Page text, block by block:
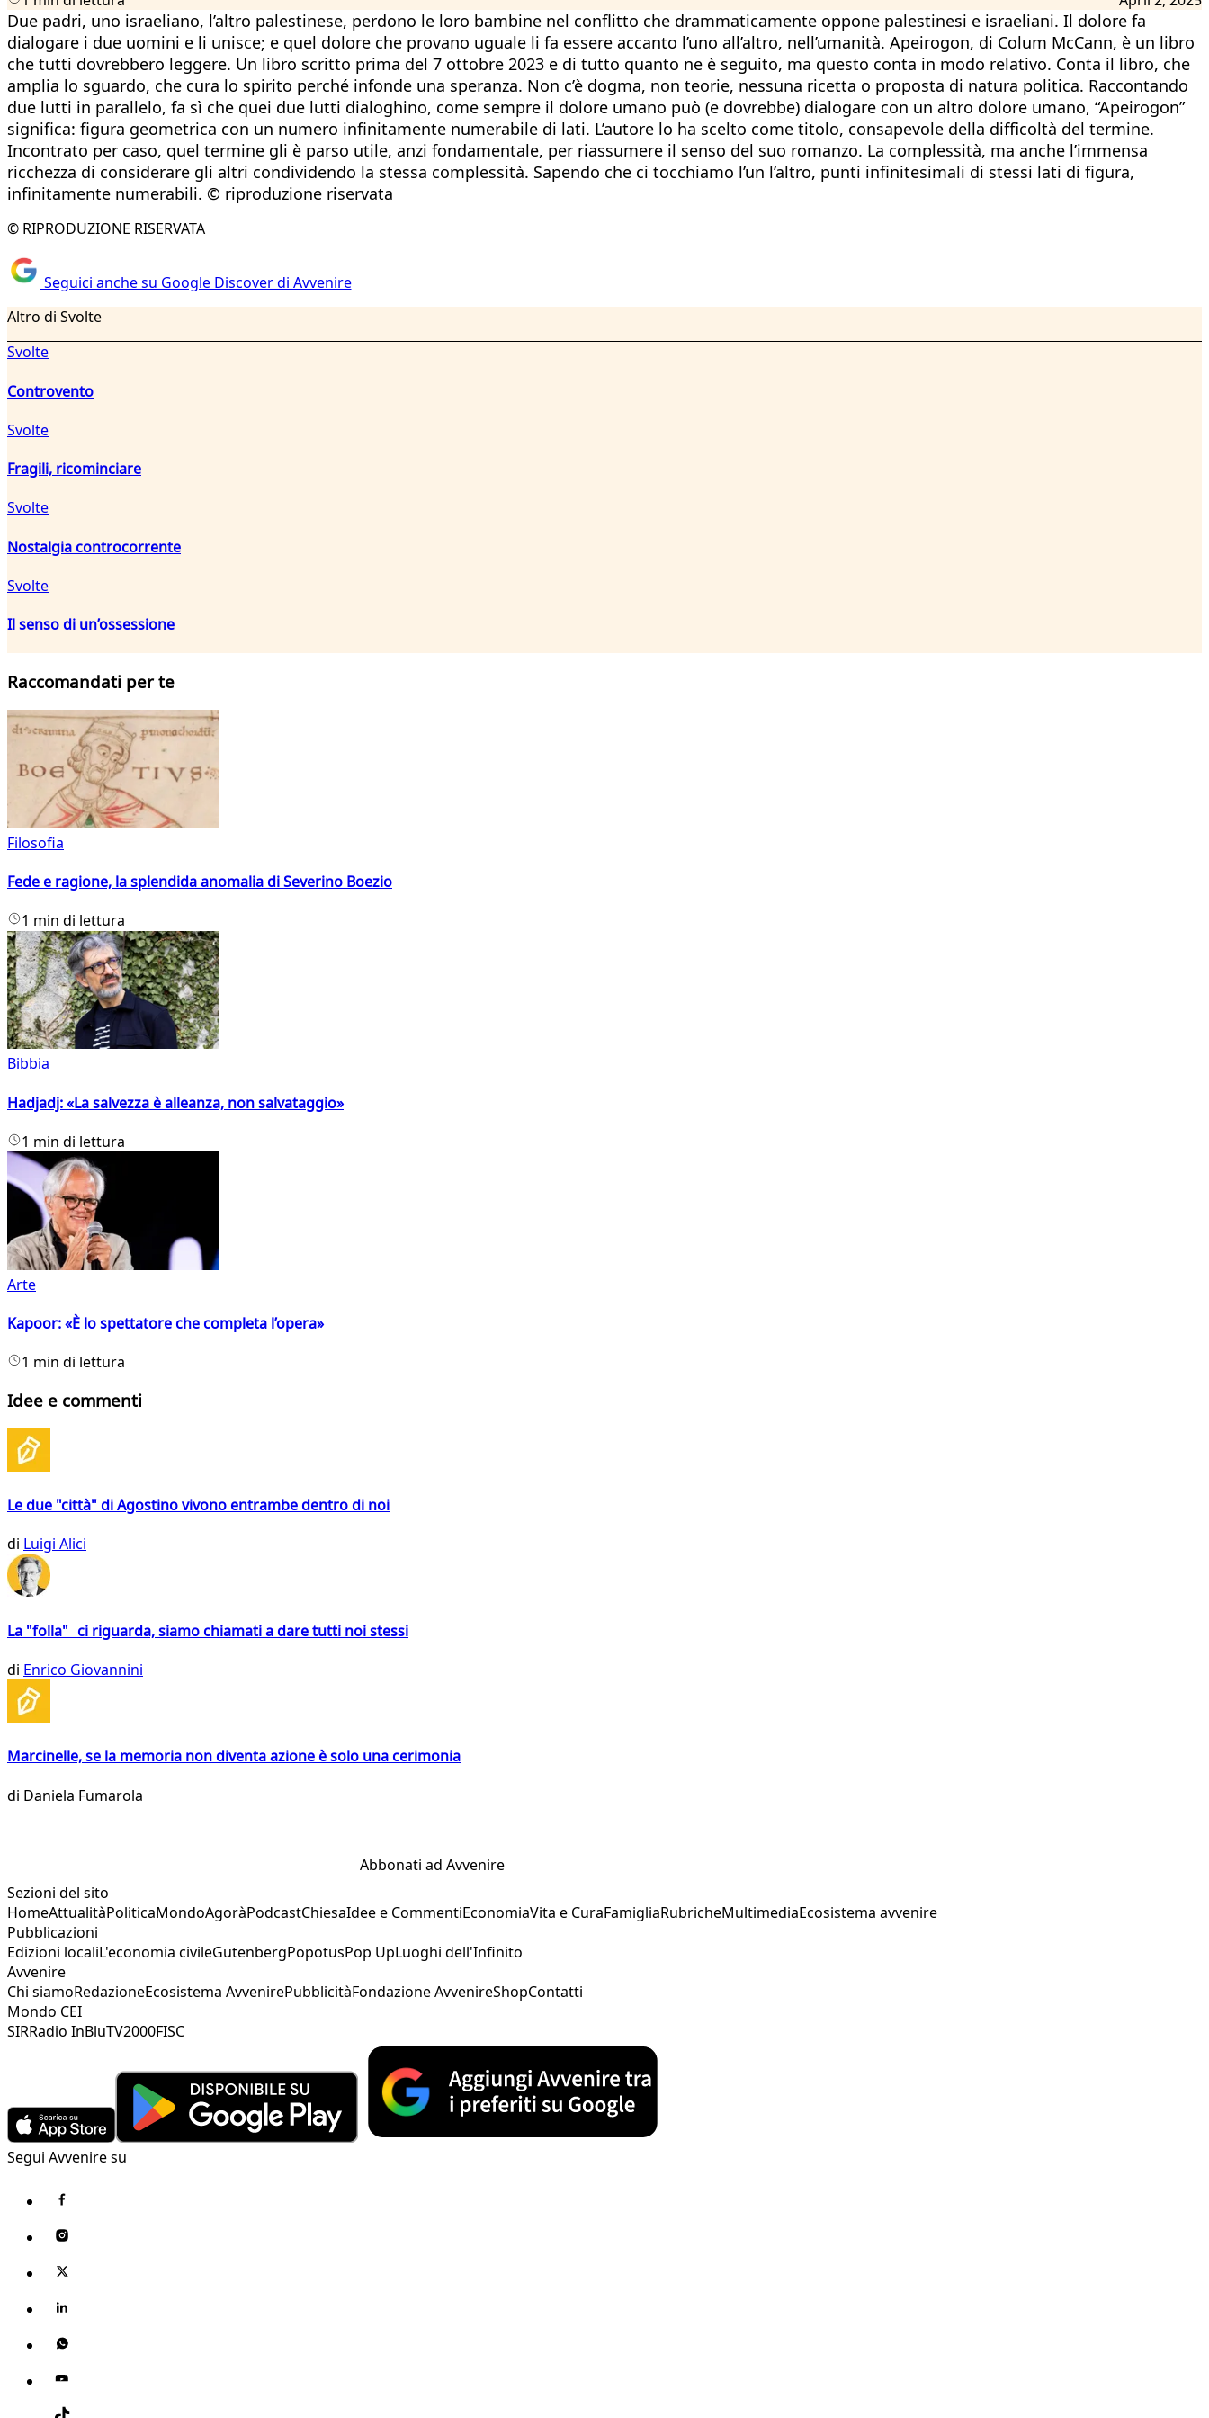
Due padri, uno israeliano, l’altro palestinese, perdono le loro bambine nel conflitto che drammaticamente oppone palestinesi e israeliani. Il dolore fa
dialogare i due uomini e li unisce; e quel dolore che provano uguale li fa essere accanto l’uno all’altro, nell’umanità. Apeirogon, di Colum McCann, è un libro
che tutti dovrebbero leggere. Un libro scritto prima del 7 ottobre 2023 e di tutto quanto ne è seguito, ma questo conta in modo relativo. Conta il libro, che
amplia lo sguardo, che cura lo spirito perché infonde una speranza. Non c’è dogma, non teorie, nessuna ricetta o proposta di natura politica. Raccontando
due lutti in parallelo, fa sì che quei due lutti dialoghino, come sempre il dolore umano può (e dovrebbe) dialogare con un altro dolore umano, “Apeirogon”
significa: figura geometrica con un numero infinitamente numerabile di lati. L’autore lo ha scelto come titolo, consapevole della difficoltà del termine.
Incontrato per caso, quel termine gli è parso utile, anzi fondamentale, per riassumere il senso del suo romanzo. La complessità, ma anche l’immensa
ricchezza di considerare gli altri condividendo la stessa complessità. Sapendo che ci tocchiamo l’un l’altro, punti infinitesimali di stessi lati di figura,
infinitamente numerabili. © riproduzione riservata
© RIPRODUZIONE RISERVATA
Seguici anche su Google Discover di Avvenire
Altro di Svolte
Svolte
Controvento
Svolte
Fragili, ricominciare
Svolte
Nostalgia controcorrente
Svolte
Il senso di un’ossessione
Raccomandati per te
Filosofia
Fede e ragione, la splendida anomalia di Severino Boezio
1 min di lettura
Bibbia
Hadjadj: «La salvezza è alleanza, non salvataggio»
1 min di lettura
Arte
Kapoor: «È lo spettatore che completa l’opera»
1 min di lettura
Idee e commenti
Le due "città" di Agostino vivono entrambe dentro di noi
di Luigi Alici
La "folla" ci riguarda, siamo chiamati a dare tutti noi stessi
di Enrico Giovannini
Marcinelle, se la memoria non diventa azione è solo una cerimonia
di Daniela Fumarola
Abbonati ad Avvenire
Sezioni del sito
HomeAttualitàPoliticaMondoAgoràPodcastChiesaIdee e CommentiEconomiaVita e CuraFamigliaRubricheMultimediaEcosistema avvenire
Pubblicazioni
Edizioni localiL'economia civileGutenbergPopotusPop UpLuoghi dell'Infinito
Avvenire
Chi siamoRedazioneEcosistema AvvenirePubblicitàFondazione AvvenireShopContatti
Mondo CEI
SIRRadio InBluTV2000FISC
Segui Avvenire su